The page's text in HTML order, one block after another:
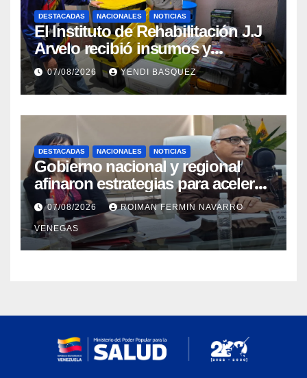
DESTACADAS NACIONALES NOTICIAS
El Instituto de Rehabilitación J.J
Arvelo recibió insumos y
herramientas para la atención de
personas con discapacidad
07/08/2026 YENDI BASQUEZ
DESTACADAS NACIONALES NOTICIAS
Gobierno nacional y regional
afinaron estrategias para acelerar
la vacunación antirrábica en el
estado Zulia
07/08/2026 ROIMAN FERMIN NAVARRO
VENEGAS